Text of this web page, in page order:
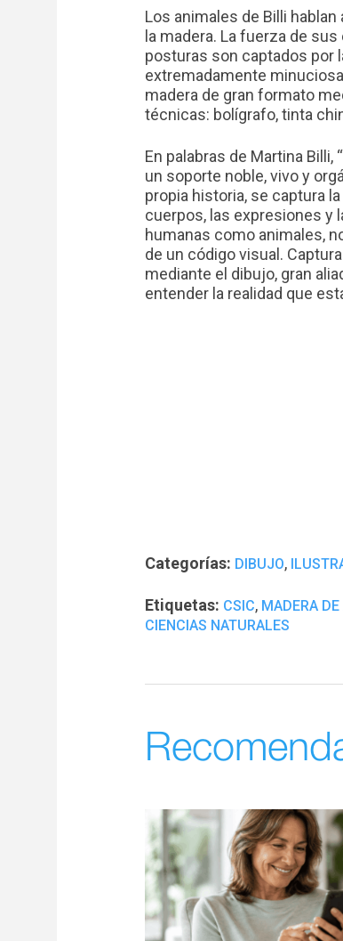
Los animales de Billi
la madera. La fuerza de
posturas son captados por
extremadamente
madera de gran formato
técnicas: bolígrafo, tinta
En palabras de Martina Billi,
un soporte noble, vivo y
propia historia, se captura
cuerpos, las expresiones y
humanas como animales,
de un código visual.
mediante el dibujo, gran
entender la realidad que
Categorías: DIBUJO,
Etiquetas: CSIC, MADERA
CIENCIAS NATURALES